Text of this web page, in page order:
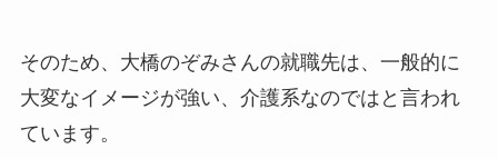
そのため、大橋のぞみさんの就職先は、一般的に
大変なイメージが強い、介護系なのではと言われ
ています。